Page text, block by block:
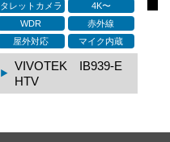
タレットカメラ
4K〜
WDR
赤外線
屋外対応
マイク内蔵
VIVOTEK IB939-E
HTV